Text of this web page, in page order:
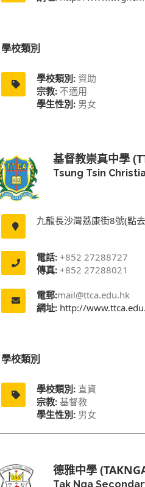
學校類別
學校類別: 資助
宗教: 不適用
學生性別: 男女
基督教崇真中學
Tsung Tsin
九龍長沙灣荔康街8號(點
電話: +852 27288727
傳真: +852 27288021
電郵:mail@ttca.edu.hk
網址: http://
學校類別
學校類別: 直資
宗教: 基督教
學生性別: 男女
德雅中學
Tak Nga